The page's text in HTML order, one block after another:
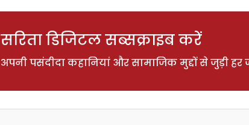
सरिता डिजिटल सब्सक्राइब करें
अपनी पसंदीदा कहानियां और सामाजिक मुद्दों से जुड़ी